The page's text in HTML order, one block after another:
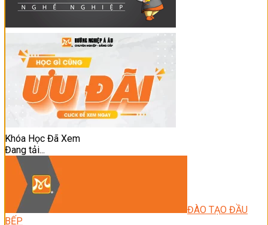
Khóa Học Đã Xem
Đang tải...
ĐÀO TẠO ĐẦU
BẾP